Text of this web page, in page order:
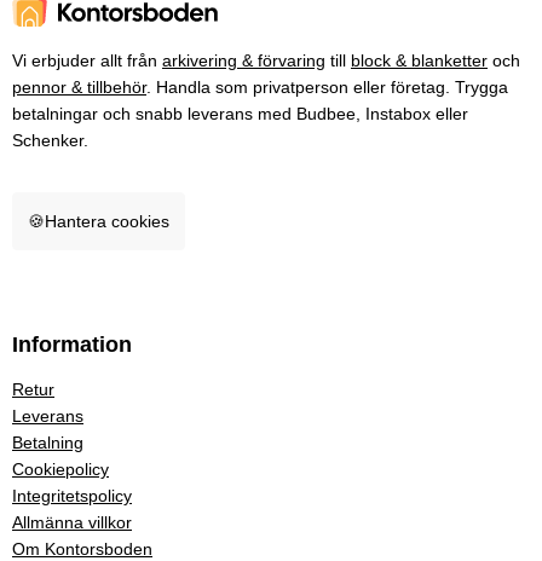
Vi erbjuder allt från arkivering & förvaring till block & blanketter och
pennor & tillbehör. Handla som privatperson eller företag. Trygga
betalningar och snabb leverans med Budbee, Instabox eller
Schenker.
🍪Hantera cookies
Information
Retur
Leverans
Betalning
Cookiepolicy
Integritetspolicy
Allmänna villkor
Om Kontorsboden